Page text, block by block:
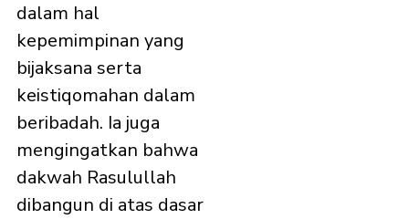
dalam hal
kepemimpinan yang
bijaksana serta
keistiqomahan dalam
beribadah. Ia juga
mengingatkan bahwa
dakwah Rasulullah
dibangun di atas dasar